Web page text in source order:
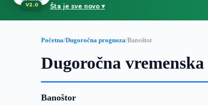
V2.0 Šta je sve novo ▾
Početna/Dugoročna prognoza/Banoštor
Dugoročna
Banoštor